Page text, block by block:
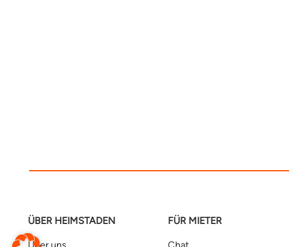
ÜBER HEIMSTADEN FÜR MIETER